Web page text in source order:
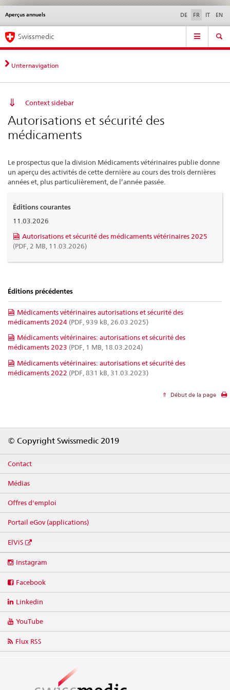
Navigation
directe:
actualités,
bases
contact
Actualités & Mises à
normes
Contact | Support &
aide
Aperçus annuels DE FR IT EN
Service
Navigation
Swissmedic
Unternavigation
Context sidebar
Autorisations et sécurité des
médicaments
Le prospectus que la division Médicaments vétérinaires publie donne
un aperçu des activités de cette dernière au cours des trois dernières
années et, plus particulièrement, de l’année passée.
Éditions courantes
11.03.2026
Autorisations et sécurité des médicaments vétérinaires 2025
(PDF, 2 MB, 11.03.2026)
Éditions précédentes
Médicaments vétérinaires autorisations et sécurité des
médicaments 2024 (PDF, 939 kB, 26.03.2025)
Médicaments vétérinaires: autorisations et sécurité des
médicaments 2023 (PDF, 1 MB, 18.03.2024)
Médicaments vétérinaires: autorisations et sécurité des
médicaments 2022 (PDF, 831 kB, 31.03.2023)
Début de la page
© Copyright Swissmedic 2019
Contact
Médias
Offres d'emploi
Portail eGov (applications)
ElViS
media
Instagram
Facebook
Linkedin
YouTube
Flux RSS